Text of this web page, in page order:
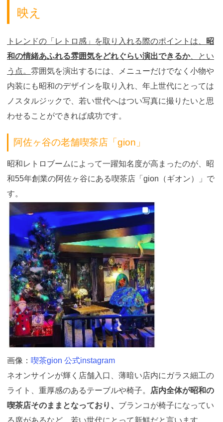
映え
トレンドの「レトロ感」を取り入れる際のポイントは、
昭
和の情緒あふれる雰囲気をどれぐらい演出できるか、とい
う点。 雰囲気を演出するには、メニューだけでなく小物や
内装にも昭和のデザインを取り入れ、年上世代にとっては
ノスタルジックで、若い世代へはつい写真に撮りたいと思
わせることができれば成功です。
阿佐ヶ谷の老舗喫茶店「gion」
昭和レトロブームによって一躍知名度が高まったのが、昭
和55年創業の阿佐ヶ谷にある喫茶店「gion（ギオン）」で
す。
画像： 喫茶gion 公式instagram
ネオンサインが輝く店舗入口、薄暗い店内にガラス細工の
ライト、重厚感のあるテーブルや椅子。
店内全体が昭和の
喫茶店そのままとなっており、 ブランコが椅子になってい
る席があるなど、若い世代にとって新鮮だと言います。